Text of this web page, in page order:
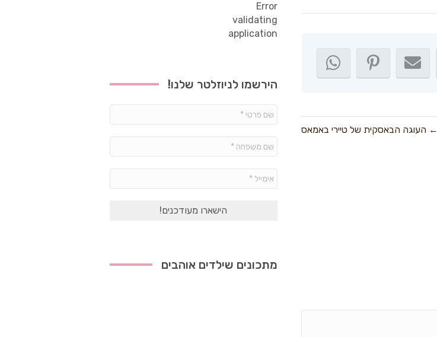
← העוגה הבאסקית של טיירי באמאס
Error
validating
application
הירשמו לניוזלטר שלנו!
פרטי
משפחה
*
מתכונים שילדים אוהבים